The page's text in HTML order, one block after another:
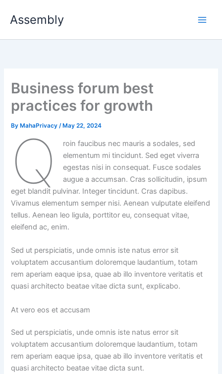
Assembly
Business forum best
practices for growth
By MahaPrivacy/ May 22, 2024
Q
roin faucibus nec mauris a sodales, sed
elementum mi tincidunt. Sed eget viverra
egestas nisi in consequat. Fusce sodales
augue a accumsan. Cras sollicitudin, ipsum
eget blandit pulvinar. Integer tincidunt. Cras dapibus.
Vivamus elementum semper nisi. Aenean vulputate eleifend
tellus. Aenean leo ligula, porttitor eu, consequat vitae,
eleifend ac, enim.
Sed ut perspiciatis, unde omnis iste natus error sit
voluptatem accusantium doloremque laudantium, totam
rem aperiam eaque ipsa, quae ab illo inventore veritatis et
quasi architecto beatae vitae dicta sunt, explicabo.
At vero eos et accusam
Sed ut perspiciatis, unde omnis iste natus error sit
voluptatem accusantium doloremque laudantium, totam
rem aperiam eaque ipsa, quae ab illo inventore veritatis et
quasi architecto beatae vitae dicta sunt.